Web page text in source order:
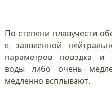
По степени плавучести
к заявленной
параметров поводка и
воды либо очень
медленно всплывают.